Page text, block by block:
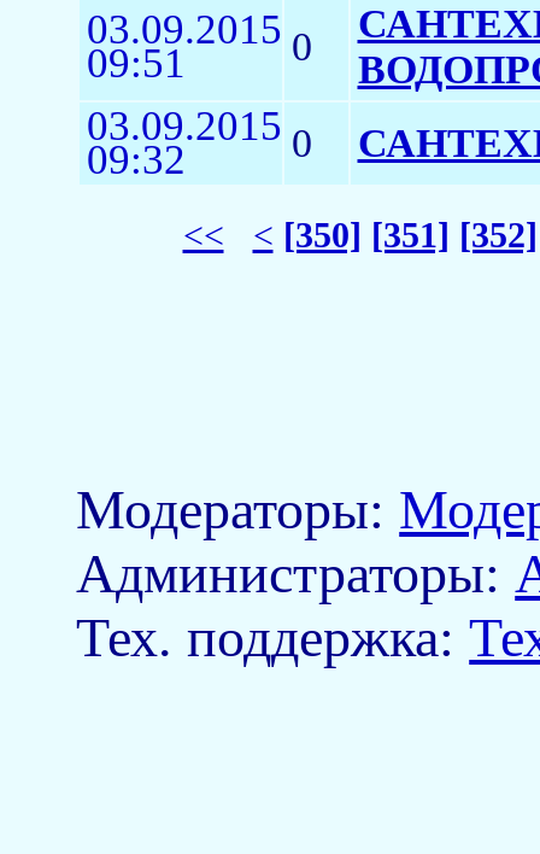
03.09.2015
09:51 0
03.09.2015
09:32 0
<< < [350] [351] [352]
Модераторы:
Aдминистраторы:
Тех. поддержка: